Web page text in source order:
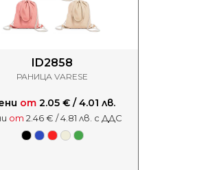
ID2858
РАНИЦА VARESE
от2.05 € / 4.01 лв.
от 2.46 € / 4.81 лв. с ДДС